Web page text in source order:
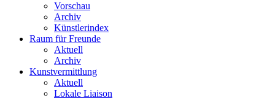
Vorschau
Archiv
Künstlerindex
Raum für Freunde
Aktuell
Archiv
Kunstvermittlung
Aktuell
Lokale Liaison